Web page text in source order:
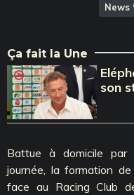
Ça fait la Une
son
Battue à domicile par
journée, la formation
face au Racing Club